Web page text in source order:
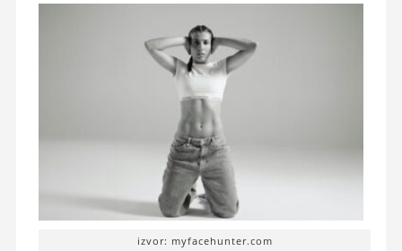
izvor: myfacehunter.com